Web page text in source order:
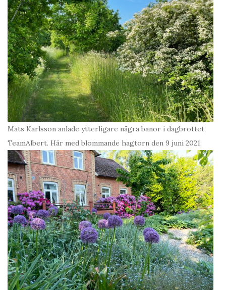
Mats Karlsson anlade ytterligare några banor i dagbrottet,
TeamAlbert. Här med blommande hagtorn den 9 juni 2021.